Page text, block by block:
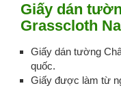
Giấy dán
Grasscloth
Giấy dán tường
quốc.
Giấy được làm từ